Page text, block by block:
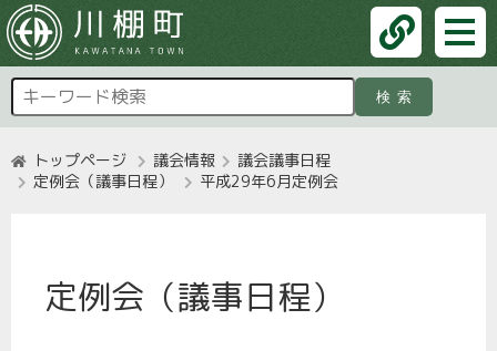
検索
トップページ 議会情報
議会議事日程
定例会（議事日程）
平成29年6月定例会
定例会（議事日程）